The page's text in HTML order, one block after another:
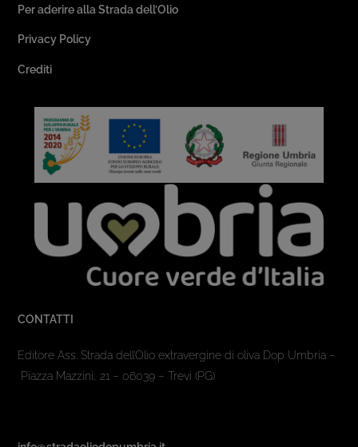
Per aderire alla Strada dell’Olio
Privacy Policy
Crediti
CONTATTI
Editore Ass. Strada dell’Olio extravergine di oliva Dop Umbria –
Piazza Mazzini, 21 – 06039 – Trevi (PG)